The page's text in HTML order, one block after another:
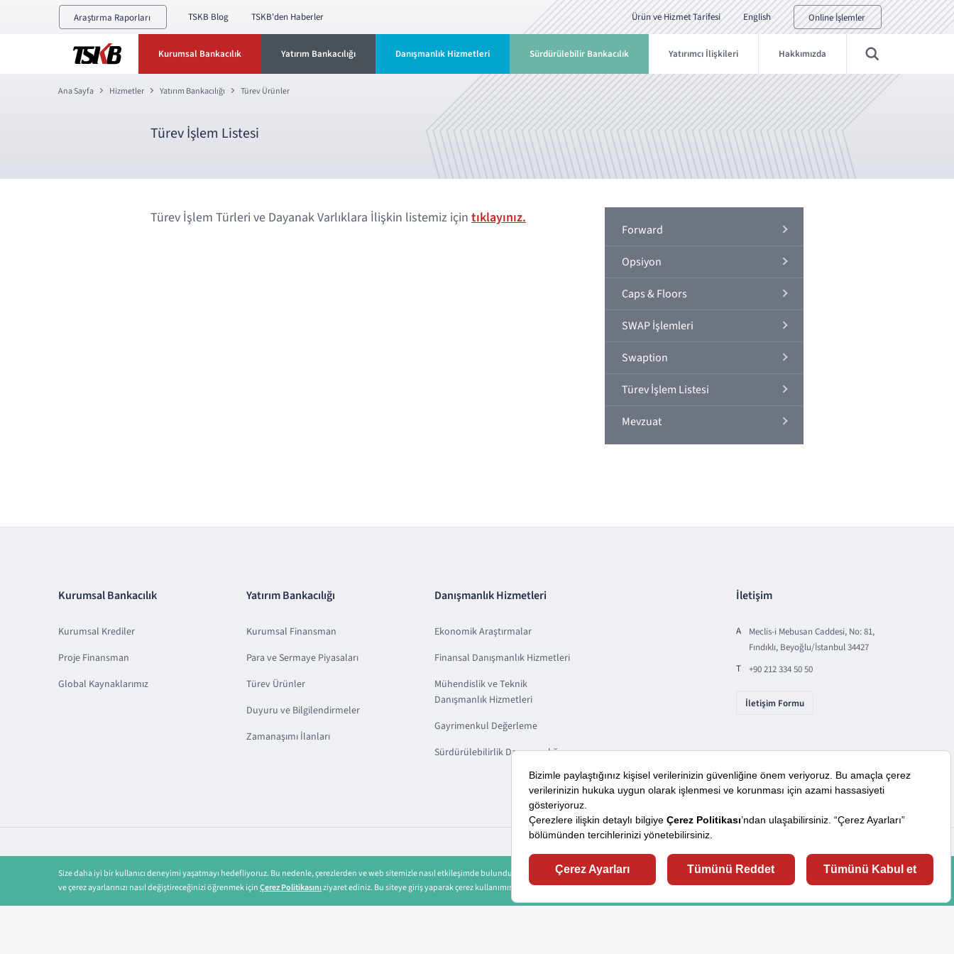
Araştırma Raporları TSKB Blog TSKB'den Haberler Ürün ve Hizmet Tarifesi English Online İşlemler
Kurumsal Bankacılık Yatırım Bankacılığı Danışmanlık Hizmetleri Sürdürülebilir Bankacılık Yatırımcı İlişkileri Hakkımızda
Ana Sayfa Hizmetler Yatırım Bankacılığı Türev Ürünler
Türev İşlem Listesi
Forward
Opsiyon
Caps & Floors
SWAP İşlemleri
Swaption
Türev İşlem Listesi
Mevzuat
Türev İşlem Türleri ve Dayanak Varlıklara İlişkin listemiz için tıklayınız.
Kurumsal Bankacılık
Kurumsal Krediler
Proje Finansman
Global Kaynaklarımız
Yatırım Bankacılığı
Kurumsal Finansman
Para ve Sermaye Piyasaları
Türev Ürünler
Duyuru ve Bilgilendirmeler
Zamanaşımı İlanları
Danışmanlık Hizmetleri
Ekonomik Araştırmalar
Finansal Danışmanlık Hizmetleri
Mühendislik ve Teknik
Danışmanlık Hizmetleri
Gayrimenkul Değerleme
Sürdürülebilirlik Danışmanlığı
İletişim
A
Meclis-i Mebusan Caddesi, No: 81,
Fındıklı, Beyoğlu/İstanbul 34427
T
+90 212 334 50 50
İletişim Formu
Bizi Takip Edin
Copyright © 2025 TSKB A.Ş. Gizlilik Politikamız KVKK Sorumluluk Bilgi Toplumu Hizmetleri
Size daha iyi bir kullanıcı deneyimi yaşatmayı hedefliyoruz. Bu nedenle, çerezlerden ve web sitemizle nasıl etkileşimde bulunduğunuza ilişkin verileri kaydedecek araçlardan faydalanıyoruz. Lütfen daha fazla bilgi almak
ve çerez ayarlarınızı nasıl değiştireceğinizi öğrenmek içinÇerez Politikasınıziyaret ediniz. Bu siteye giriş yaparak çerez kullanımını kabul etmiş sayılıyorsunuz.